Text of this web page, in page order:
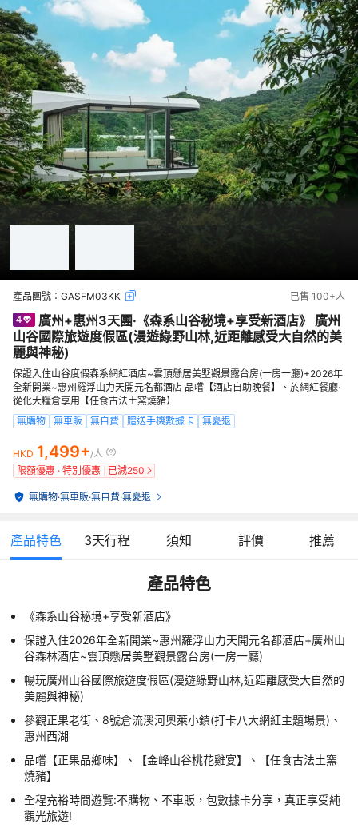
產品團號： GASFM03KK 已售 100+人
廣州+惠州3天團·《森系山谷秘境+享受新酒店》 廣州
山谷國際旅遊度假區(漫遊綠野山林,近距離感受大自然的美
麗與神秘)
保證入住山谷度假森系網紅酒店~雲頂懸居美墅觀景露台房(一房一廳)+2026年
全新開業~惠州羅浮山力天開元名都酒店 品嚐【酒店自助晚餐】、於網紅餐廳·
從化大糧倉享用【任食古法土窯燒豬】
無購物
無車販 無自費 贈送手機數據卡 無憂退
HKD 1,499+/人
限額優惠 · 特別優惠
已減250
無購物·無車販·無自費·無憂退
產品特色 3天行程 須知 評價 推薦
產品特色
《森系山谷秘境+享受新酒店》
保證入住2026年全新開業~惠州羅浮山力天開元名都酒店+廣州山
谷森林酒店~雲頂懸居美墅觀景露台房(一房一廳)
暢玩廣州山谷國際旅遊度假區(漫遊綠野山林,近距離感受大自然的
美麗與神秘)
參觀正果老街、8號倉流溪河奧萊小鎮(打卡八大網紅主題場景)、
惠州西湖
品嚐【正果品鄉味】、【金峰山谷桃花雞宴】、【任食古法土窯
燒豬】
全程充裕時間遊覽:不購物、不車販，包數據卡分享，真正享受純
觀光旅遊!